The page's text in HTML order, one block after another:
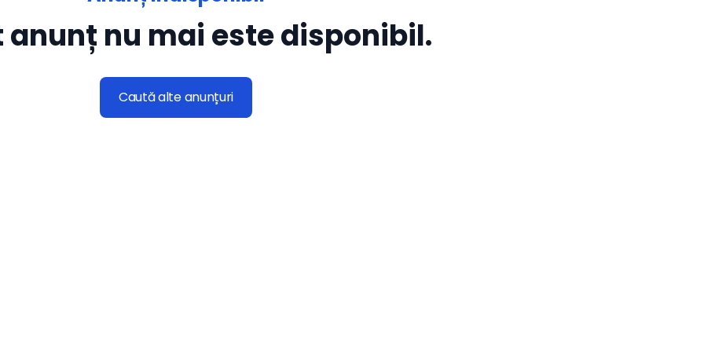
anunț nu mai este disponibil.
Caută alte anunțuri